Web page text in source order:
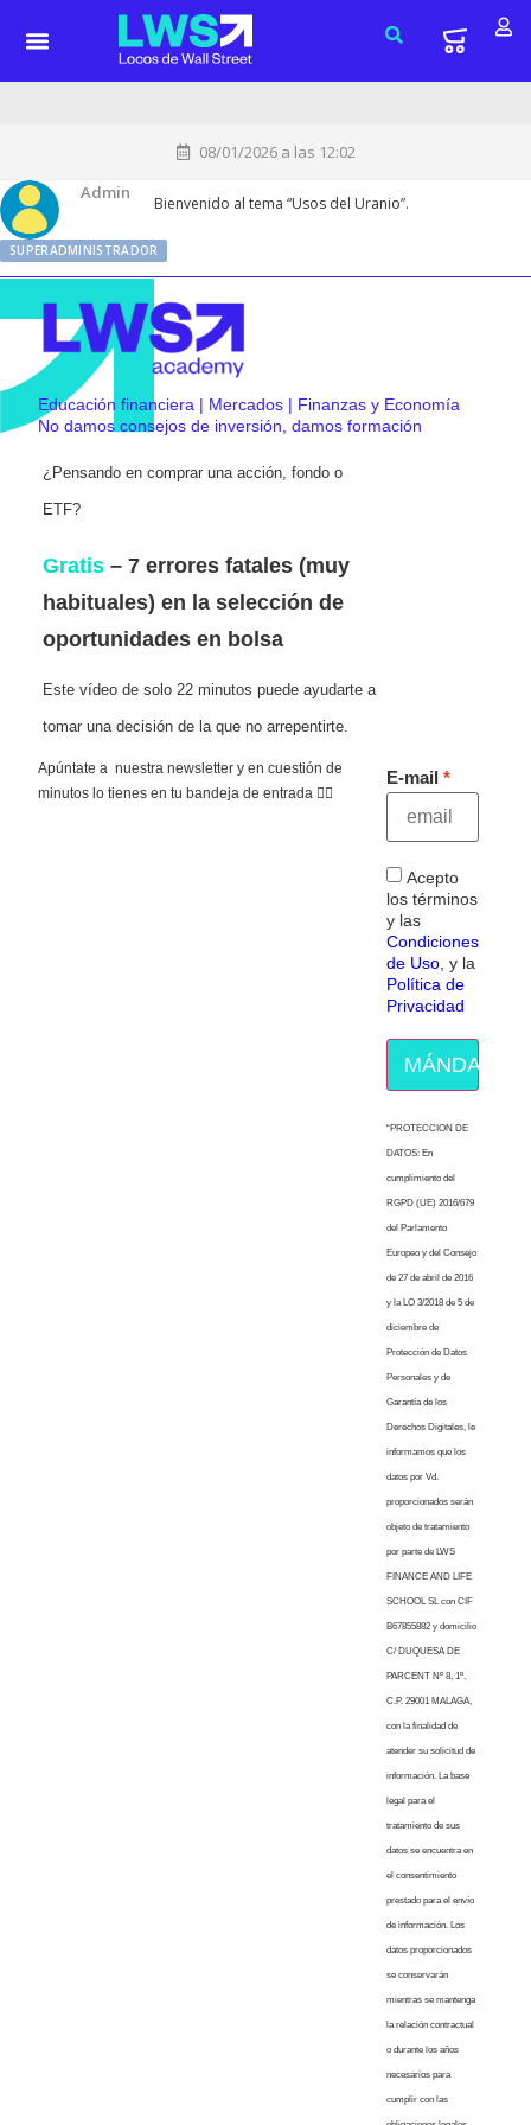
08/01/2026 a las 12:02
Admin
SUPERADMINISTRADOR
Bienvenido al tema “Usos del Uranio”.
Educación financiera | Mercados | Finanzas y Economía
No damos consejos de inversión, damos formación
¿Pensando en comprar una acción, fondo o
ETF?
Gratis – 7 errores fatales (muy
habituales) en la selección de
oportunidades en bolsa
Este vídeo de solo 22 minutos puede ayudarte a
tomar una decisión de la que no arrepentirte.
Apúntate a nuestra newsletter y en cuestión de
minutos lo tienes en tu bandeja de entrada 👇🏻
E-mail
Acepto
los términos
y las
Condiciones
de Uso, y la
Política de
Privacidad
MÁNDAME
“PROTECCION DE
DATOS: En
cumplimiento del
RGPD (UE) 2016/679
del Parlamento
Europeo y del Consejo
de 27 de abril de 2016
y la LO 3/2018 de 5 de
diciembre de
Protección de Datos
Personales y de
Garantía de los
Derechos Digitales, le
informamos que los
datos por Vd.
proporcionados serán
objeto de tratamiento
por parte de LWS
FINANCE AND LIFE
SCHOOL SL con CIF
B67855882 y domicilio
C/ DUQUESA DE
PARCENT Nº 8, 1º,
C.P. 29001 MALAGA,
con la finalidad de
atender su solicitud de
información. La base
legal para el
tratamiento de sus
datos se encuentra en
el consentimiento
prestado para el envío
de información. Los
datos proporcionados
se conservarán
mientras se mantenga
la relación contractual
o durante los años
necesarios para
cumplir con las